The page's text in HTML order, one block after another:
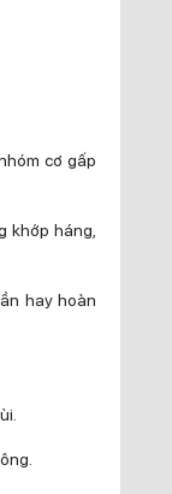
cơ gấp
khớp háng,
hay hoàn